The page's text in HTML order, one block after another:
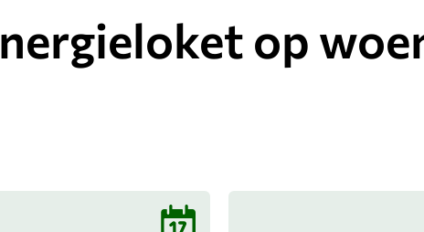
doen?
op